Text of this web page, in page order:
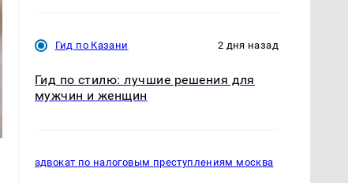
Гид по Казани 2 дня назад
Гид по стилю: лучшие решения для
мужчин и женщин
адвокат по налоговым преступлениям москва